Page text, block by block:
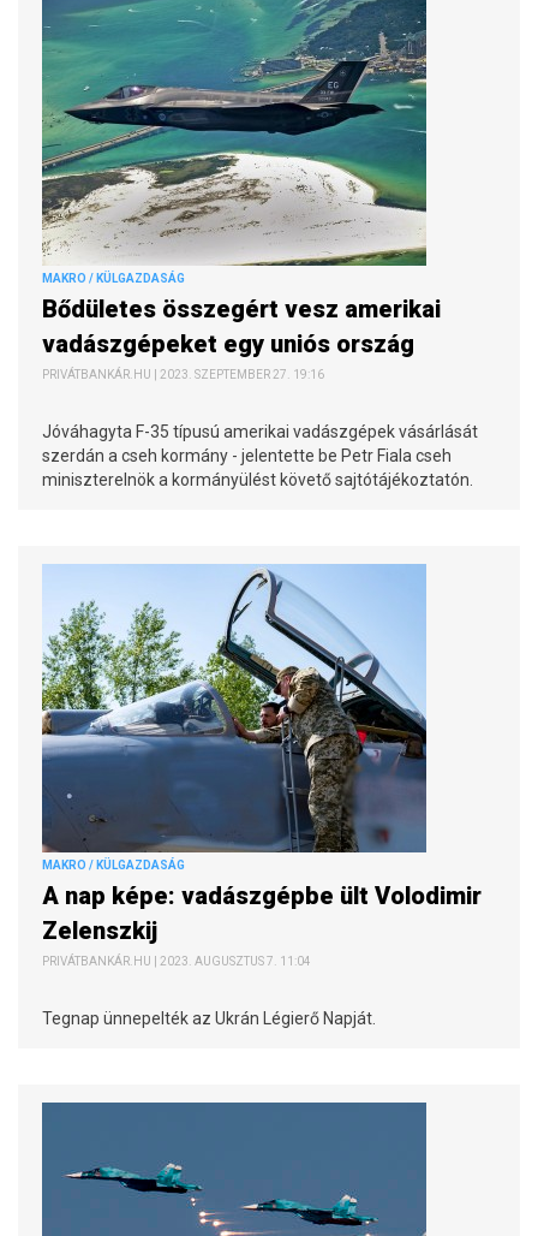
MAKRO / KÜLGAZDASÁG
Bődületes összegért vesz amerikai
vadászgépeket egy uniós ország
PRIVÁTBANKÁR.HU | 2023. SZEPTEMBER 27. 19:16
Jóváhagyta F-35 típusú amerikai vadászgépek vásárlását
szerdán a cseh kormány - jelentette be Petr Fiala cseh
miniszterelnök a kormányülést követő sajtótájékoztatón.
MAKRO / KÜLGAZDASÁG
A nap képe: vadászgépbe ült Volodimir
Zelenszkij
PRIVÁTBANKÁR.HU | 2023. AUGUSZTUS 7. 11:04
Tegnap ünnepelték az Ukrán Légierő Napját.